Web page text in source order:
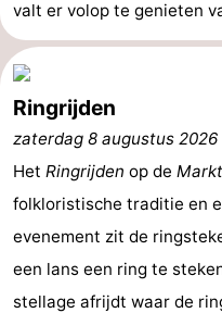
Appartementen
-
Park
Loverendale
-
Résidence
Wijngaerde
Bed
(&
breakfasts)
Campings
Hotels
valt er volop te genieten
Ringrijden
zaterdag 8 augustus 2026
Het Ringrijden op de Markt
folkloristische traditie en
evenement zit de
een lans een ring te
stellage afrijdt waar de